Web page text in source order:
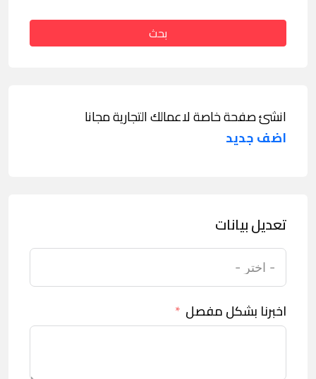
بحث
انشئ صفحة خاصة لاعمالك التجارية مجانا
اضف جديد
تعديل بيانات
اخبرنا بشكل مفصل